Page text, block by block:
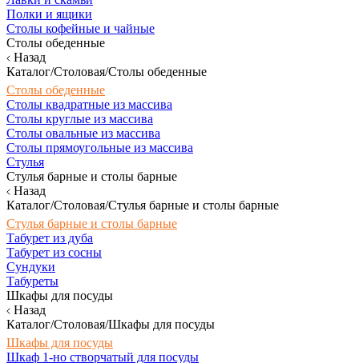
Полки и ящики
Столы кофейные и чайные
Столы обеденные
Назад
Каталог/Столовая/Столы обеденные
Столы обеденные
Столы квадратные из массива
Столы круглые из массива
Столы овальные из массива
Столы прямоугольные из массива
Стулья
Стулья барные и столы барные
Назад
Каталог/Столовая/Стулья барные и столы барные
Стулья барные и столы барные
Табурет из дуба
Табурет из сосны
Сундуки
Табуреты
Шкафы для посуды
Назад
Каталог/Столовая/Шкафы для посуды
Шкафы для посуды
Шкаф 1-но створчатый для посуды